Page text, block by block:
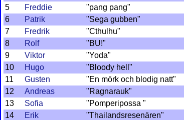
5
Freddie "pang pang"
6
Patrik "Sega gubben"
7
Fredrik "Cthulhu"
8
Rolf "BU!"
9
Viktor "Yoda"
10
Hugo "Bloody hell"
11
Gusten "En mörk och blodig natt"
12
Andreas "Ragnarauk"
13
Sofia "Pomperipossa "
14
Erik "Thailandsresenären"